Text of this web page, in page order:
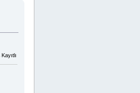
Kayıtlı